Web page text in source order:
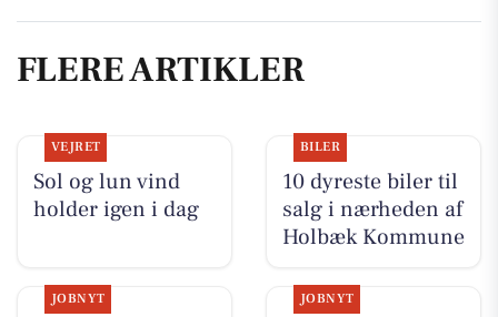
FLERE ARTIKLER
VEJRET
Sol og lun vind
holder igen i dag
BILER
10 dyreste biler til
salg i nærheden af
Holbæk Kommune
JOBNYT JOBNYT